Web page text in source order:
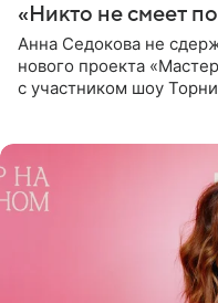
«Никто не смеет
Анна Седокова не
нового проекта
с участником шоу